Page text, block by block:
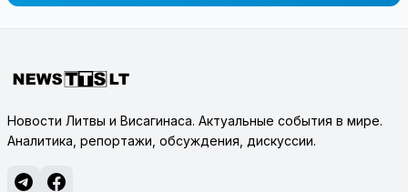
Новости Литвы и Висагинаса. Актуальные события в мире.
Аналитика, репортажи, обсуждения, дискуссии.